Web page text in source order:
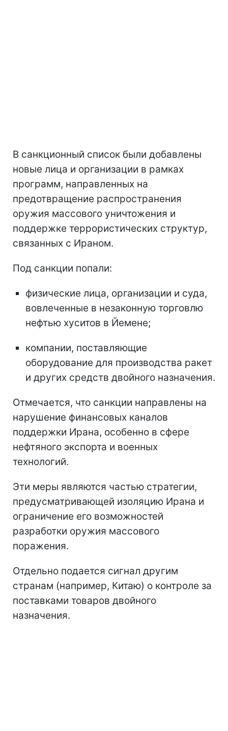
В санкционный список были добавлены
новые лица и организации в рамках
программ, направленных на
предотвращение распространения
оружия массового уничтожения и
поддержке террористических структур,
связанных с Ираном.
Под санкции попали:
физические лица, организации и суда,
вовлеченные в незаконную торговлю
нефтью хуситов в Йемене;
компании, поставляющие
оборудование для производства ракет
и других средств двойного назначения.
Отмечается, что санкции направлены на
нарушение финансовых каналов
поддержки Ирана, особенно в сфере
нефтяного экспорта и военных
технологий.
Эти меры являются частью стратегии,
предусматривающей изоляцию Ирана и
ограничение его возможностей
разработки оружия массового
поражения.
Отдельно подается сигнал другим
странам (например, Китаю) о контроле за
поставками товаров двойного
назначения.